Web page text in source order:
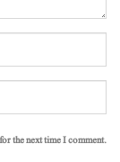
the next time I comment.